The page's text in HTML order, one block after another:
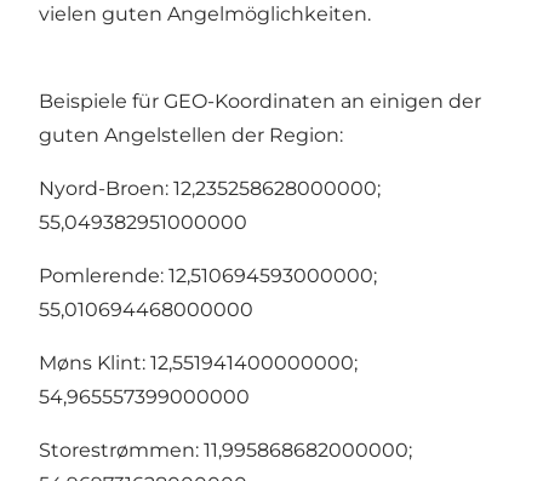
vielen guten Angelmöglichkeiten.
Beispiele für GEO-Koordinaten an einigen der
guten Angelstellen der Region:
Nyord-Broen: 12,235258628000000;
55,049382951000000
Pomlerende: 12,510694593000000;
55,010694468000000
Møns Klint: 12,551941400000000;
54,965557399000000
Storestrømmen: 11,995868682000000;